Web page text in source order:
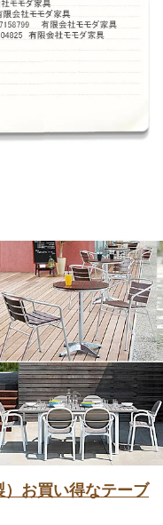
お買い得なテーブ